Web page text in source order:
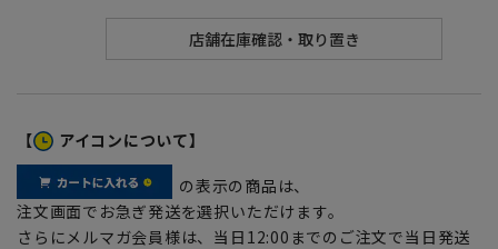
【 アイコンについて】
の表示の商品は、
注文画面でお急ぎ発送を選択いただけます。
さらにメルマガ会員様は、当日12:00までのご注文で当日発送